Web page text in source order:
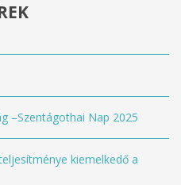
–Szentágothai Nap 2025
kiemelkedő a